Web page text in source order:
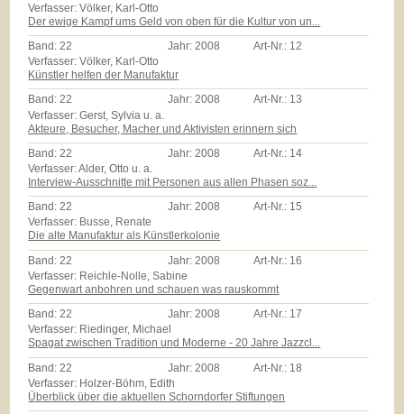
Verfasser: Völker, Karl-Otto
Der ewige Kampf ums Geld von oben für die Kultur von un...
Band:22 Jahr:2008 Art-Nr.: 12
Verfasser: Völker, Karl-Otto
Künstler helfen der Manufaktur
Band:22 Jahr:2008 Art-Nr.: 13
Verfasser: Gerst, Sylvia u. a.
Akteure, Besucher, Macher und Aktivisten erinnern sich
Band:22 Jahr:2008 Art-Nr.: 14
Verfasser: Alder, Otto u. a.
Interview-Ausschnitte mit Personen aus allen Phasen soz...
Band:22 Jahr:2008 Art-Nr.: 15
Verfasser: Busse, Renate
Die alte Manufaktur als Künstlerkolonie
Band: 22 Jahr: 2008 Art-Nr.: 16
Verfasser: Reichle-Nolle, Sabine
Gegenwart anbohren und schauen was rauskommt
Band:22 Jahr:2008 Art-Nr.: 17
Verfasser: Riedinger, Michael
Spagat zwischen Tradition und Moderne - 20 Jahre Jazzcl...
Band: 22 Jahr: 2008 Art-Nr.: 18
Verfasser: Holzer-Böhm, Edith
Überblick über die aktuellen Schorndorfer Stiftungen